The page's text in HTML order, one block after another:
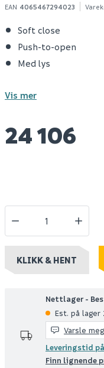
EAN 4065467294023
Soft close
Push-to-open
Med lys
Vis mer
24 106
KLIKK & HENT
Nettlager -
Est. på lager
Varsle meg
Leveringstid
Finn lignende